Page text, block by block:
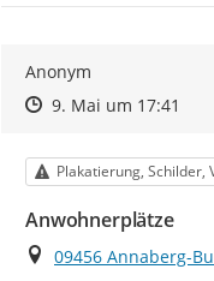
Anonym
Zeitpunkt des
Zeitpunkt des
9. Mai um 17:41
Kategorie
Plakatierung, Schilder,
Anwohnerplätze
Ort
09456 Annaberg-